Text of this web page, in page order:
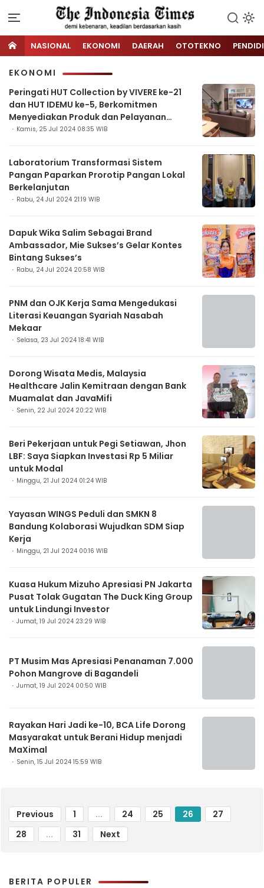
NASIONAL EKONOMI DAERAH OTOTEKNO
EKONOMI
Peringati HUT Collection by VIVERE ke-21
dan HUT IDEMU ke-5, Berkomitmen
Menyediakan Produk dan Pelayanan
Terbaik bagi Pelanggan
Kamis, 25 Jul 2024 08:35 WIB
Laboratorium Transformasi Sistem
Pangan Paparkan Prorotip Pangan Lokal
Berkelanjutan
Rabu, 24 Jul 2024 21:19 WIB
Dapuk Wika Salim Sebagai Brand
Ambassador, Mie Sukses’s Gelar Kontes
Bintang Sukses’s
Rabu, 24 Jul 2024 20:58 WIB
PNM dan OJK Kerja Sama Mengedukasi
Literasi Keuangan Syariah Nasabah
Mekaar
Selasa, 23 Jul 2024 18:41 WIB
Dorong Wisata Medis, Malaysia
Healthcare Jalin Kemitraan dengan Bank
Muamalat dan JavaMifi
Senin, 22 Jul 2024 20:22 WIB
Beri Pekerjaan untuk Pegi Setiawan, Jhon
LBF: Saya Siapkan Investasi Rp 5 Miliar
untuk Modal
Minggu, 21 Jul 2024 01:24 WIB
Yayasan WINGS Peduli dan SMKN 8
Bandung Kolaborasi Wujudkan SDM Siap
Kerja
Minggu, 21 Jul 2024 00:16 WIB
Kuasa Hukum Mizuho Apresiasi PN Jakarta
Pusat Tolak Gugatan The Duck King Group
untuk Lindungi Investor
Jumat, 19 Jul 2024 23:29 WIB
PT Musim Mas Apresiasi Penanaman 7.000
Pohon Mangrove di Bagandeli
Jumat, 19 Jul 2024 00:50 WIB
Rayakan Hari Jadi ke-10, BCA Life Dorong
Masyarakat untuk Berani Hidup menjadi
MaXimal
Senin, 15 Jul 2024 15:59 WIB
Previous 1 ... 24 25 26
27
28
... 31 Next
BERITA POPULER